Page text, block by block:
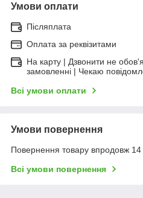
Умови оплати
Післяплата
Оплата за реквізитами
На карту | Дзвонити не
замовленні | Чекаю
Всі умови оплати
Умови повернення
Повернення товару впродовж 14
Всі умови повернення